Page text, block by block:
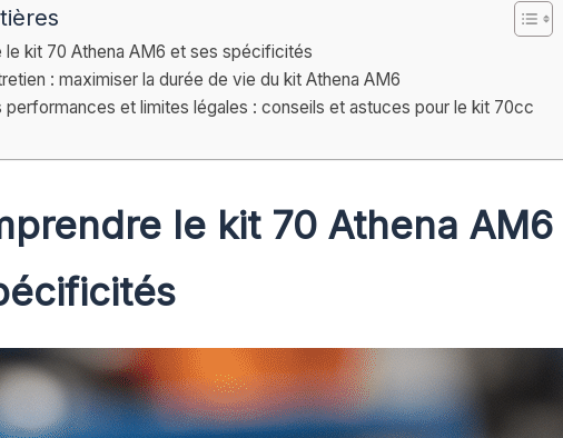
le kit 70 Athena AM6 et ses spécificités
: maximiser la durée de vie du kit Athena AM6
performances et limites légales : conseils et astuces pour le kit 70cc
le kit 70 Athena AM6